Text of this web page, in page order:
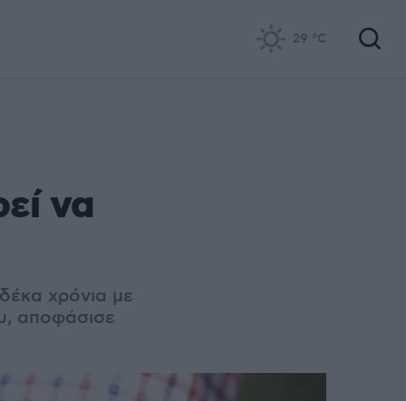
29 °C
να
χρόνια με
αποφάσισε